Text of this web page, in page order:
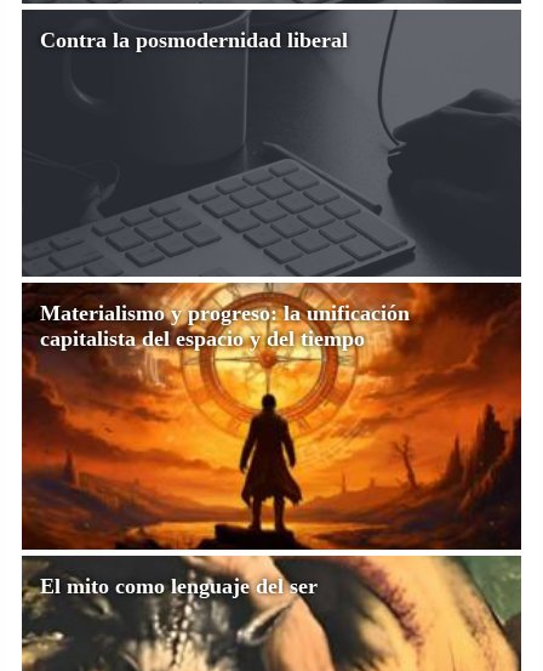
Contra la posmodernidad liberal
Materialismo y progreso: la unificación
capitalista del espacio y del tiempo
El mito como lenguaje del ser